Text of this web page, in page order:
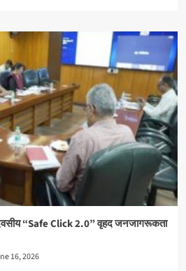
“Safe Click 2.0” वृहद जनजागरूकता
16, 2026